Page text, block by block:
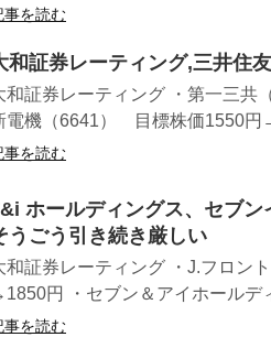
事を読む
和証券レーティング,三井住
和証券レーティング ・第一三
電機（6641） 目標株価1550円
事を読む
ホールディングス、セブ
うごう引き続き厳しい
和証券レーティング ・J.フロン
円 ・セブン＆アイホールデ
事を読む